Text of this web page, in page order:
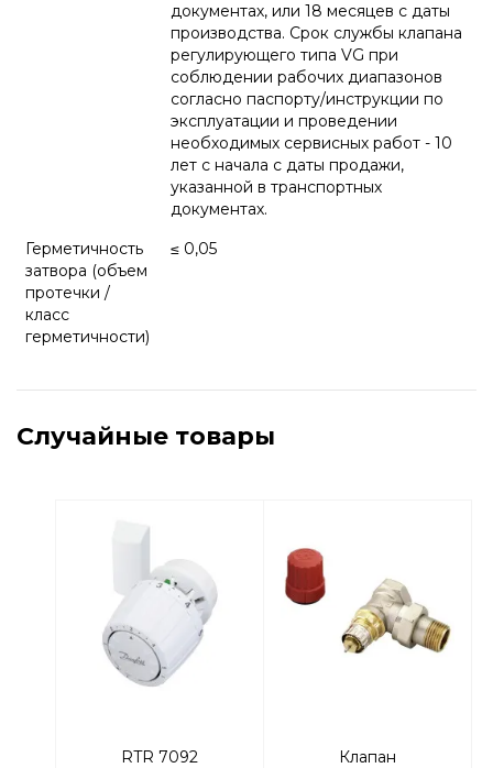
документах, или 18 месяцев с даты
производства. Срок службы клапана
регулирующего типа VG при
соблюдении рабочих диапазонов
согласно паспорту/инструкции по
эксплуатации и проведении
необходимых сервисных работ - 10
лет с начала с даты продажи,
указанной в транспортных
документах.
Герметичность
затвора (объем
протечки /
класс
герметичности)
≤ 0,05
Случайные товары
RTR 7092
Клапан